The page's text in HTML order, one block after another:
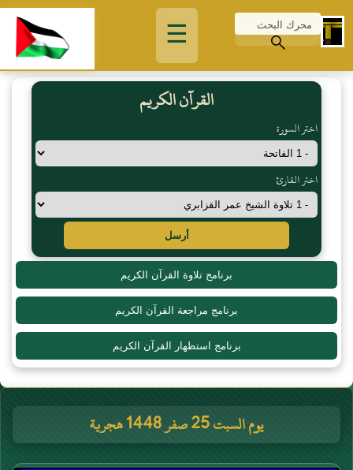
☰
القرآن الكريم
اختر السورة
اختر القارئ
أرسل
برنامج تلاوة القرآن الكريم
برنامج مراجعة القرآن الكريم
برنامج استظهار القرآن الكريم
يوم السبت 25 صفر 1448 هجرية